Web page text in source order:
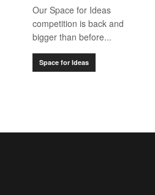
Our Space for Ideas
competition is back and
bigger than before...
Space for Ideas